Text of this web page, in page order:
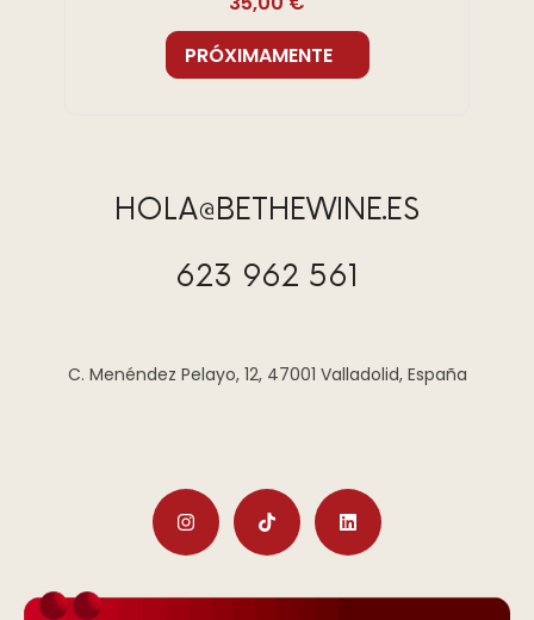
PRÓXIMAMENTE
HOLA@BETHEWINE.ES
623 962 561
C. Menéndez Pelayo, 12, 47001 Valladolid, España